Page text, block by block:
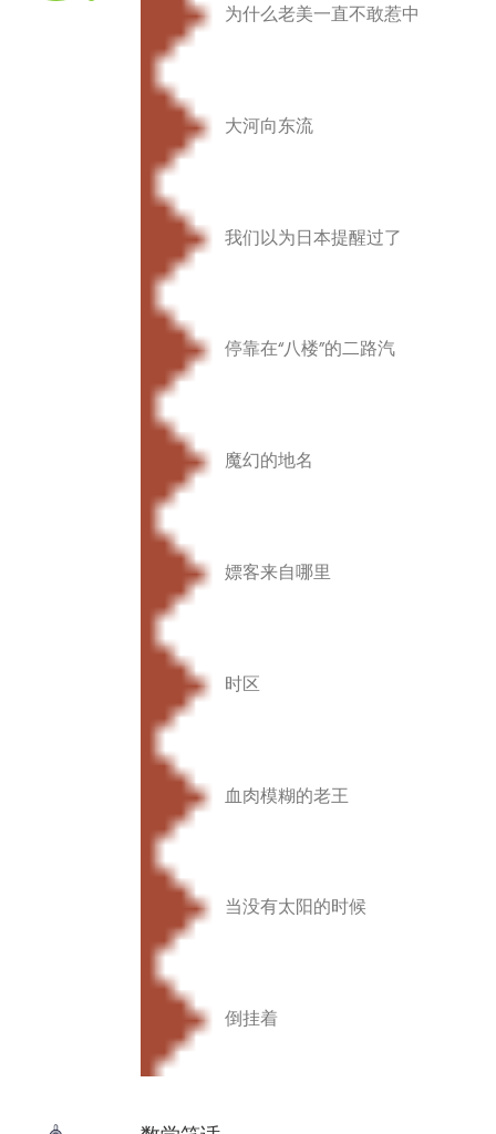
为什么老美一直不敢惹中
大河向东流
我们以为日本提醒过了
停靠在“八楼”的二路汽
魔幻的地名
嫖客来自哪里
时区
血肉模糊的老王
当没有太阳的时候
倒挂着